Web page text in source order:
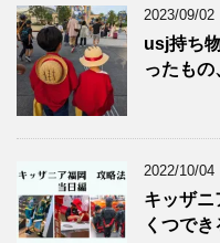
2023/09/02
usj持ち
ったもの
2022/10/04
キッザニ
くつで